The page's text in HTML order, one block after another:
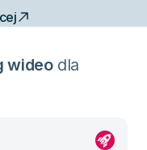
wideodla